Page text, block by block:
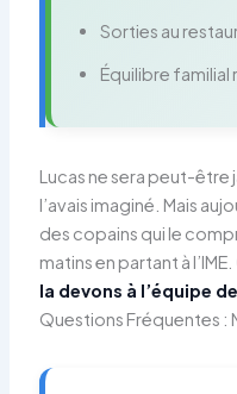
Sorties au
Équilibre familial
Lucas ne sera peut-être
l’avais imaginé. Mais
des copains qui le
matins en partant à l’IME.
la devons à l’équipe de
Questions Fréquentes :